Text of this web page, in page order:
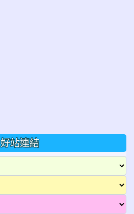
好站連結